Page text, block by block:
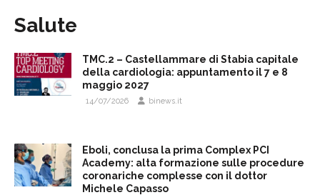
Salute
TMC.2 – Castellammare di Stabia capitale
della cardiologia: appuntamento il 7 e 8
maggio 2027
14/07/2026 binews.it
Eboli, conclusa la prima Complex PCI
Academy: alta formazione sulle procedure
coronariche complesse con il dottor
Michele Capasso